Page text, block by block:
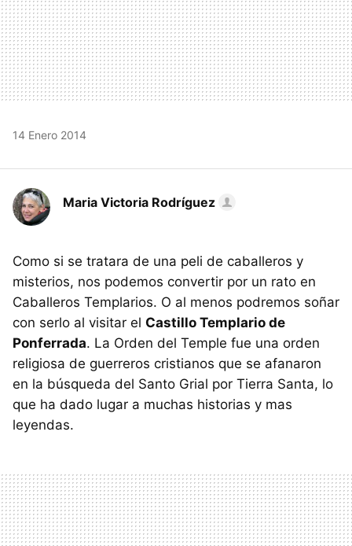
14 Enero 2014
Maria Victoria Rodríguez
Como si se tratara de una peli de caballeros y
misterios, nos podemos convertir por un rato en
Caballeros Templarios. O al menos podremos soñar
con serlo al visitar el Castillo Templario de
Ponferrada. La Orden del Temple fue una orden
religiosa de guerreros cristianos que se afanaron
en la búsqueda del Santo Grial por Tierra Santa, lo
que ha dado lugar a muchas historias y mas
leyendas.